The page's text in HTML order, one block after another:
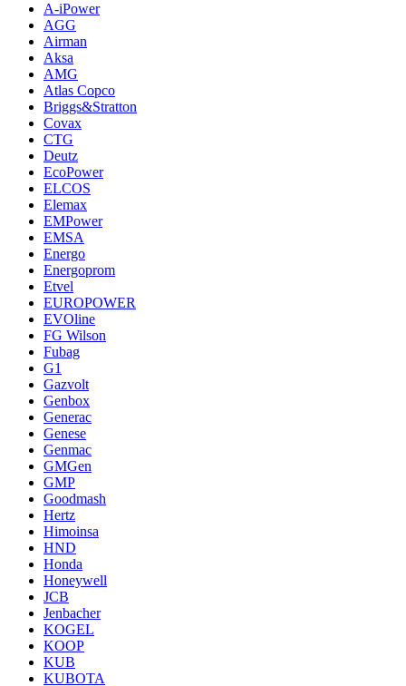
A-iPower
AGG
Airman
Aksa
AMG
Atlas Copco
Briggs&Stratton
Covax
CTG
Deutz
EcoPower
ELCOS
Elemax
EMPower
EMSA
Energo
Energoprom
Etvel
EUROPOWER
EVOline
FG Wilson
Fubag
G1
Gazvolt
Genbox
Generac
Genese
Genmac
GMGen
GMP
Goodmash
Hertz
Himoinsa
HND
Honda
Honeywell
JCB
Jenbacher
KOGEL
KOOP
KUB
KUBOTA